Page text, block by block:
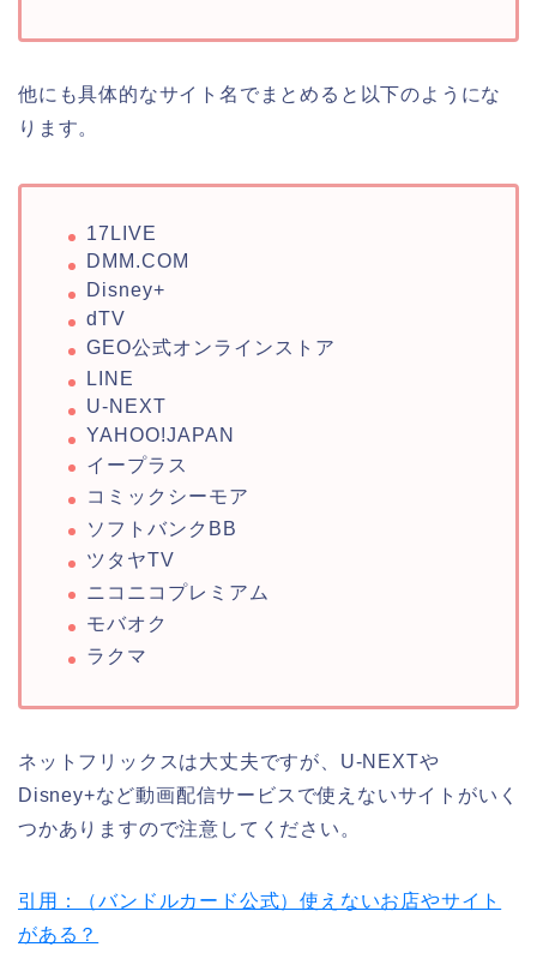
他にも具体的なサイト名でまとめると以下のようにな
ります。
17LIVE
DMM.COM
Disney+
dTV
GEO公式オンラインストア
LINE
U-NEXT
YAHOO!JAPAN
イープラス
コミックシーモア
ソフトバンクBB
ツタヤTV
ニコニコプレミアム
モバオク
ラクマ
ネットフリックスは大丈夫ですが、U-NEXTや
Disney+など動画配信サービスで使えないサイトがいく
つかありますので注意してください。
引用：（バンドルカード公式）使えないお店やサイト
がある？